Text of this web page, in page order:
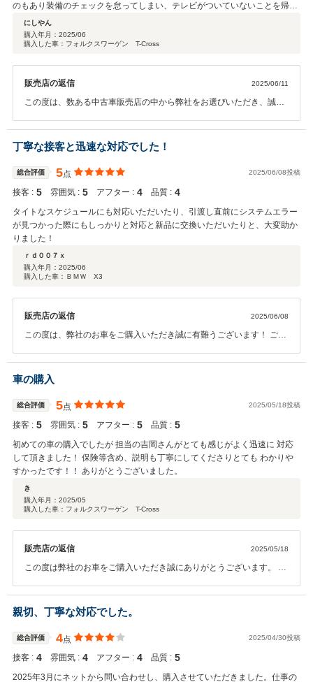
のもあり装備のチェックを怠ってしまい、テレビがついていないことを帰り
の道中で気づいたことが残念な点ぐらいです。
にしやん
購入年月： 2025/06
購入した車：フォルクスワーゲン T-Cross
販売店の返信 2025/06/11
この度は、数ある中古車販売店の中から弊社をお選びいただき、誠に
見をいただき、心より感謝申し上げます。 今後も頂戴した評価に甘ん
じることなく、さらにご期待に沿えるサービスを目指してスタッフ一
同努めてまいります。 また、車に関してご不明な点や気になることが
ございましたら、いつでもお気軽にご相談ください。 今後とも末永い
お付き合いを賜れますと幸いです。 この度は本当にありがとうござい
ました
丁寧な接客と迅速な対応でした！
総合評価 5点 2025/06/08投稿
接客 : 5 雰囲気 : 5 アフター : 4 品質 : 4
タイトなスケジュールにも対応いただいたり、引渡し直前にシステムエラー
が見つかった際にもしっかりと対応と新品に交換いただいたりと、大変助か
りました！
ｒｄ００７ｘ
購入年月： 2025/06
購入した車：ＢＭＷ X3
販売店の返信 2025/06/08
この度は、弊社のお車をご購入いただき誠に有難うございます！ ご不
思います！ 今後ともよろしくお願い申し上げます！
車の購入
総合評価 5点 2025/05/18投稿
接客 : 5 雰囲気 : 5 アフター : 5 品質 : 5
初めての車の購入でしたが 担当の吉岡さんがとても感じがよく迅速に 対応
して頂きました！ 保険等含め、説明も丁寧にしてくださりとても わかりや
すかったです！！ ありがとうございました。
き
購入年月： 2025/05
購入した車：フォルクスワーゲン T-Cross
販売店の返信 2025/05/18
この度は弊社のお車をご購入いただき誠にありがとうございます。 初
ナンス等のアフターサービスをご準備しておりますので是非ご来店く
ださい！ ご不明点などもございましたらいつでもご連絡お待ちしてお
ります！！
親切、丁寧な対応でした。
総合評価 4点 2025/04/30投稿
接客 : 4 雰囲気 : 4 アフター : 4 品質 : 5
2025年3月にネットから問い合わせし、購入させていただきました。仕事の